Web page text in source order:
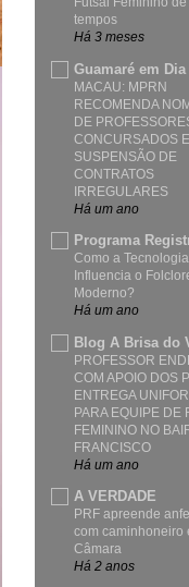
tempos
Há 3 meses
Guamaré em Dia
MACAU: MPRN
RECOMENDA
DE
CONCURSADOS E
SUSPENSÃO DE
CONTRATOS
IRREGULARES
Há um ano
Programa
Como a Tecnologia
Influencia o
Moderno?
Há um ano
Blog A Brisa do
PROFESSOR
COM APOIO DOS
ENTREGA
PARA EQUIPE DE
FEMININO NO
FRANCISCO
Há um ano
A VERDADE
PRF apreende
com caminhoneiro
Câmara
Há 2 anos